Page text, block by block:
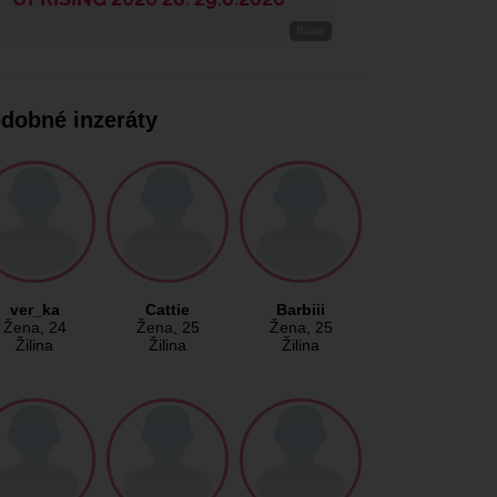
inzeráty
ver_ka
Žena, 24
Žilina
Cattie
Žena, 25
Žilina
Barbiii
Žena, 25
Žilina